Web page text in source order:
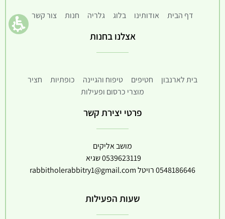
דף הבית אודותינו בלוג גלריה חנות צור קשר
אצלנו בחנות
בית לארנבון חטיפים טיפוח והגיינה כופתיות
חציר
מוצרי כרסום ופעילות
פרטי יצירת קשר
מושב אליקים
0539623119שגיא
0548186646רויטלrabbitholerabbitry1@gmail.com
שעות הפעילות